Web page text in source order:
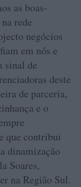
as boas-
rede
negócios
em nós e
sinal de
deste
de parceria,
e o
que contribui
dinamização
Soares,
na Região Sul.